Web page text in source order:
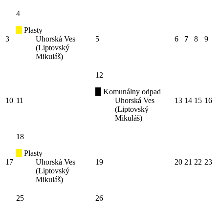
3
4
Plasty
Uhorská Ves
(Liptovský
Mikuláš)
5 6 7 8 9
10 11
12
Komunálny odpad
Uhorská Ves
(Liptovský
Mikuláš)
13 14 15 16
17
18
Plasty
Uhorská Ves
(Liptovský
Mikuláš)
19 20 21 22 23
25
26